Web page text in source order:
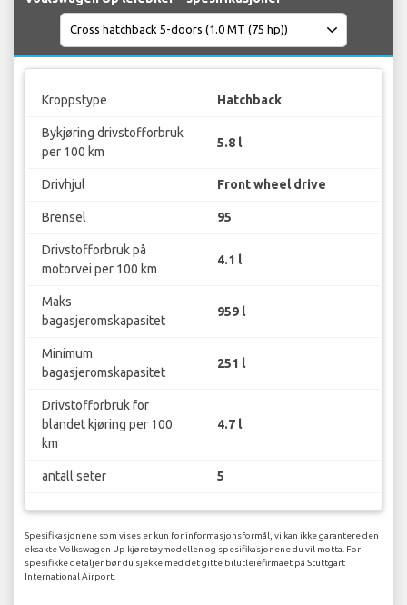
Kroppstype Hatchback
Bykjøring drivstofforbruk
per 100 km
5.8 l
Drivhjul Front wheel drive
Brensel 95
Drivstofforbruk på
motorvei per 100 km
4.1 l
Maks
bagasjeromskapasitet
959 l
Minimum
bagasjeromskapasitet
251 l
Drivstofforbruk for
blandet kjøring per 100
km
4.7 l
antall seter 5
Spesifikasjonene som vises er kun for informasjonsformål, vi kan ikke garantere den
eksakte Volkswagen Up kjøretøymodellen og spesifikasjonene du vil motta. For
spesifikke detaljer bør du sjekke med det gitte bilutleiefirmaet på Stuttgart
International Airport.